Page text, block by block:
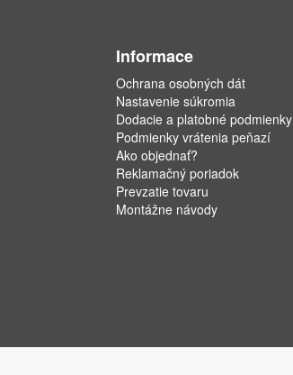
Informace
Ochrana osobných dát
Nastavenie súkromia
Dodacie a platobné podmienky
Podmienky vrátenia peňazí
Ako objednať?
Reklamačný poriadok
Prevzatie tovaru
Montážne návody